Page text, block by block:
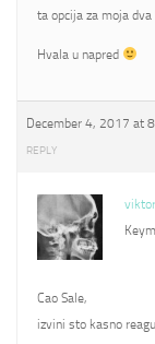
ta opcija za moja
Hvala u napred
December 4, 2017 at
REPLY
Cao Sale,
izvini sto kasno